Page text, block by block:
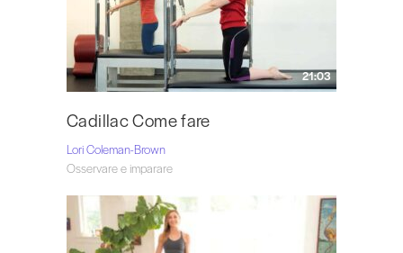
21:03
Cadillac Come fare
Lori Coleman-Brown
Osservare e imparare